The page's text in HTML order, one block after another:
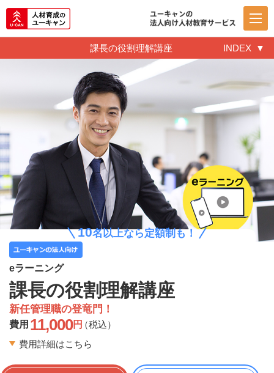
課長の役割理解講座 INDEX
eラーニング
課長の役割理解講座
新任管理職の登竜門！
費用 11,000円（税込）
費用詳細はこちら
10名以上なら定額制も！